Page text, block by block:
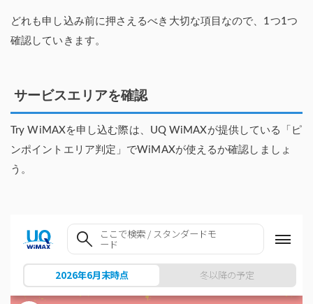
どれも申し込み前に押さえるべき大切な項目なので、1つ1つ
確認していきます。
サービスエリアを確認
Try WiMAXを申し込む際は、UQ WiMAXが提供している「ピ
ンポイントエリア判定」でWiMAXが使えるか確認しましょ
う。